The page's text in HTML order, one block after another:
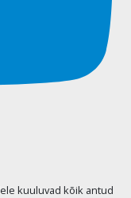
kuuluvad kõik antud